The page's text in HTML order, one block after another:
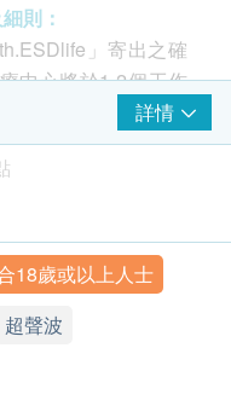
則：
」寄出之確
中心將於1-2個工作
的時間及地點。客戶
電港安醫療中心 (銅
及列印訂購確認信
，客戶必須於6個月
有關檢查，逾期作
詳情
室
18歲或以上人士
超聲波